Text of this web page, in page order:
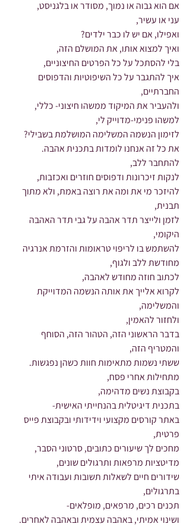
אם הוא גבוה או נמוך, מסודר או בלגניסט,
עני או עשיר,
ואפילו, אם יש לו כבר ילדים?
ואיך למצוא אותו, את המושלם הזה,
בלי להסתכל על כל הפרטים החיצוניים,
איך להתגבר על כל השיפוטיות והדפוסים
החברתיים,
ולהעביר את המיקוד ממשהו חיצוני- כללי,
למשהו פנימי-מדוייק לי,
לזימון הנשמה המשלימה המושלמת בשבילי?
את כל זה אנחנו לומדות בתכנית אהבה.
להתחבר ללב,
לנקות זיכרונות ודפוסים חוזרים ואכזבות,
להיזכר מי את ומה את רוצה באמת, ולא מתוך
תבנית,
לזמן ולייצר תדר אהבה על גבי תדר האהבה
היקומי,
להשתמש בו לריפוי טראומות והזרמת אנרגיה
מחודשת ללב ולגוף,
לכתוב חוזה מחודש לאהבה,
לקרוא אלייך את אותה הנשמה המדוייקת
והמשלימה,
ולחזור להאמין,
בדבר הראשוני הזה, הטהור הזה, הסוחף
והמטריף הזה,
ששתי נשמות מתאימות חוות כשהן נפגשות.
מתחילות אחרי פסח,
בקבוצת נשים מדהימה,
בתכנית דיגיטלית בהנחייתי האישית-
באתר קורסים מקצועי וידידותי ובקבוצת פייס
פרטית,
מחכים לך שיעורים כתובים, סרטוני הסבר,
מדיטציות מרפאות ותרגולים שונים,
שידורים חיים לשאלות תשובות ועבודה איתי
בתרגולים,
תכנים רכים, מרפאים, מופלאים-
ושינוי אמיתי, באהבה עצמית ובאהבה לאחרים.